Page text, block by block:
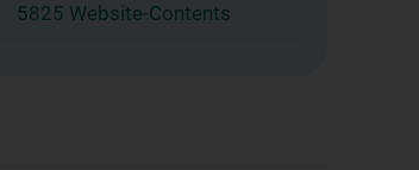
5825 Website-Contents